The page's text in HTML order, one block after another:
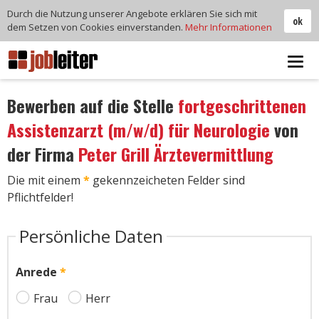
Bewerben auf die Stelle fortgeschrittenen
Assistenzarzt (m/w/d) für Neurologievon
der Firma Peter Grill Ärztevermittlung
Die mit einem * gekennzeicheten Felder sind
Pflichtfelder!
Persönliche Daten
Anrede *
Frau
Herr
ok
Durch die Nutzung unserer Angebote erklären Sie sich mit
dem Setzen von Cookies einverstanden. Mehr Informationen